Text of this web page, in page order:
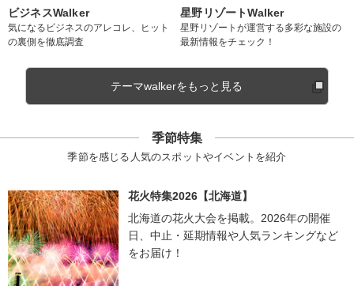
ビジネスWalker
気になるビジネスのアレコレ、ヒット
の裏側を徹底調査
星野リゾートWalker
星野リゾートが運営する多彩な施設の
最新情報をチェック！
テーマwalkerをもっと見る
季節特集
季節を感じる人気のスポットやイベントを紹介
花火特集2026【北海道】
北海道の花火大会を掲載。2026年の開催
日、中止・延期情報や人気ランキングなど
をお届け！